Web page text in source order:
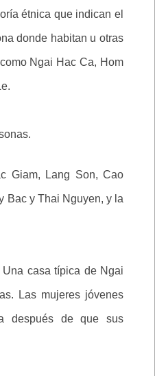
étnica que indican el
donde habitan u otras
Ngai Hac Ca, Hom
Giam, Lang Son, Cao
Bac y Thai Nguyen, y la
Una casa típica de Ngai
Las mujeres jóvenes
después de que sus